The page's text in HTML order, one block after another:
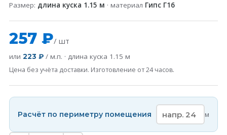
Размер: длина куска 1.15 м · материал Гипс Г16
257 ₽/ шт
или 223 ₽ / м.п. · длина куска 1.15 м
Цена без учёта доставки. Изготовление от 24 часов.
Расчёт по периметру помещения м